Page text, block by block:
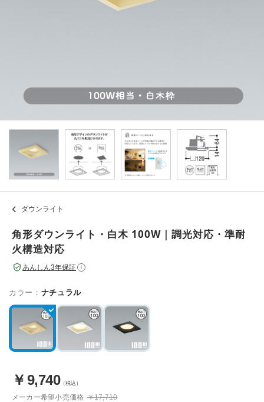
ダウンライト
角形ダウンライト・白木 100W｜調光対応・準耐
火構造対応
あんしん3年保証 i
カラー： ナチュラル
￥ 9,740（税込）
メーカー希望小売価格 ￥17,710